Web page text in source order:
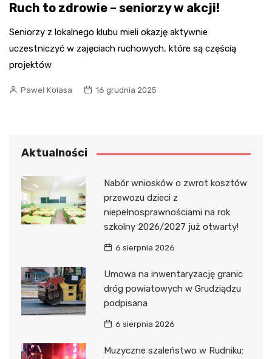
Ruch to zdrowie – seniorzy w akcji!
Seniorzy z lokalnego klubu mieli okazję aktywnie
uczestniczyć w zajęciach ruchowych, które są częścią
projektów
Paweł Kolasa 16 grudnia 2025
Aktualności
Nabór wniosków o zwrot kosztów
przewozu dzieci z
niepełnosprawnościami na rok
szkolny 2026/2027 już otwarty!
6 sierpnia 2026
Umowa na inwentaryzację granic
dróg powiatowych w Grudziądzu
podpisana
6 sierpnia 2026
Muzyczne szaleństwo w Rudniku: